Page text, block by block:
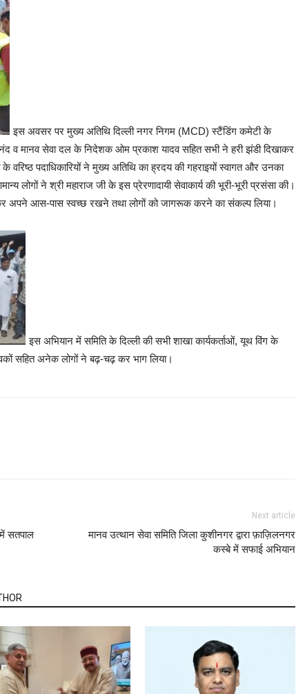
इस अवसर पर मुख्य अतिथि दिल्ली नगर निगम (MCD) स्टैंडिंग कमेटी के
व मानव सेवा दल के निदेशक ओम प्रकाश यादव सहित सभी ने हरी झंडी दिखाकर
वरिष्ठ पदाधिकारियों ने मुख्य अतिथि का ह्रदय की गहराइयों स्वागत और उनका
लोगों ने श्री महाराज जी के इस प्रेरणादायी सेवाकार्य की भूरी-भूरी प्रसंसा की।
अपने आस-पास स्वच्छ रखने तथा लोगों को जागरूक करने का संकल्प लिया।
इस अभियान में समिति के दिल्ली की सभी शाखा कार्यकर्ताओं, यूथ विंग के
सहित अनेक लोगों ने बढ़-चढ़ कर भाग लिया।
सतपाल
Next article
मानव उत्थान सेवा समिति जिला कुशीनगर द्वारा फ़ाज़िलनगर
कस्बे में सफाई अभियान